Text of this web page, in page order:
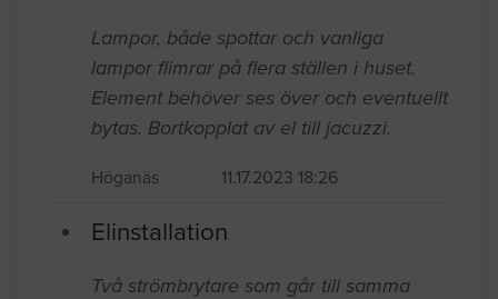
Lampor, både spottar och vanliga
lampor flimrar på flera ställen i huset.
Element behöver ses över och eventuellt
bytas. Bortkopplat av el till jacuzzi.
Höganäs 11.17.2023 18:26
Elinstallation
Två strömbrytare som går till samma